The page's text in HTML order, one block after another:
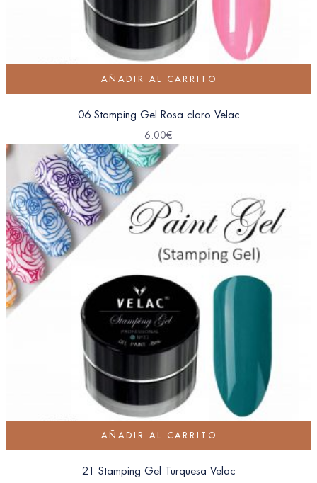
AÑADIR AL CARRITO
06 Stamping Gel Rosa claro Velac
6.00€
AÑADIR AL CARRITO
21 Stamping Gel Turquesa Velac